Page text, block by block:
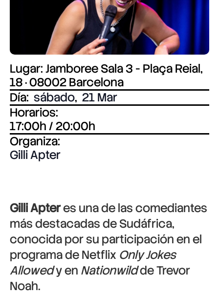
Lugar: Jamboree Sala 3 - Plaça Reial,
18 · 08002 Barcelona
Día: sábado, 21 Mar
Horarios:
17:00h / 20:00h
Organiza:
Gilli Apter
Gilli Apteres una de las comediantes
más destacadas de Sudáfrica,
conocida por su participación en el
programa de Netflix Only Jokes
Allowedy en Nationwildde Trevor
Noah.